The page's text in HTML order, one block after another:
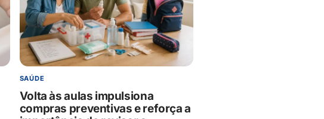
SAÚDE
Volta às aulas impulsiona
compras preventivas e reforça a